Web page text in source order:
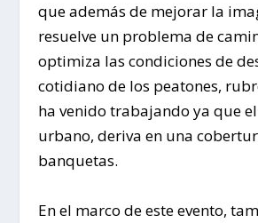
que además de mejorar la
resuelve un problema de
optimiza las condiciones de
cotidiano de los peatones,
ha venido trabajando ya que
urbano, deriva en una
banquetas.
En el marco de este evento,